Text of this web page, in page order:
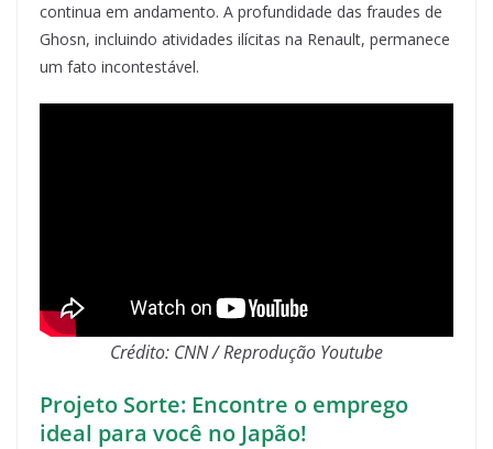
continua em andamento. A profundidade das fraudes de
Ghosn, incluindo atividades ilícitas na Renault, permanece
um fato incontestável.
Crédito: CNN / Reprodução Youtube
Projeto Sorte: Encontre o emprego
ideal para você no Japão!